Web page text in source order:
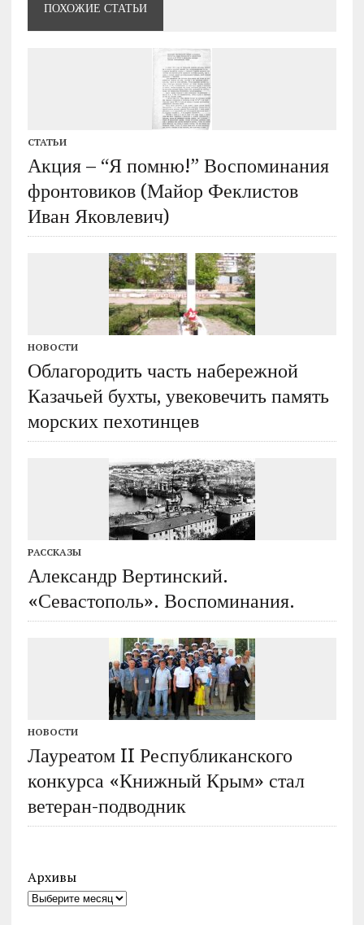
ПОХОЖИЕ СТАТЬИ
СТАТЬИ
Акция – “Я помню!” Воспоминания
фронтовиков (Майор Феклистов
Иван Яковлевич)
НОВОСТИ
Облагородить часть набережной
Казачьей бухты, увековечить память
морских пехотинцев
РАССКАЗЫ
Александр Вертинский.
«Севастополь». Воспоминания.
НОВОСТИ
Лауреатом II Республиканского
конкурса «Книжный Крым» стал
ветеран-подводник
Архивы